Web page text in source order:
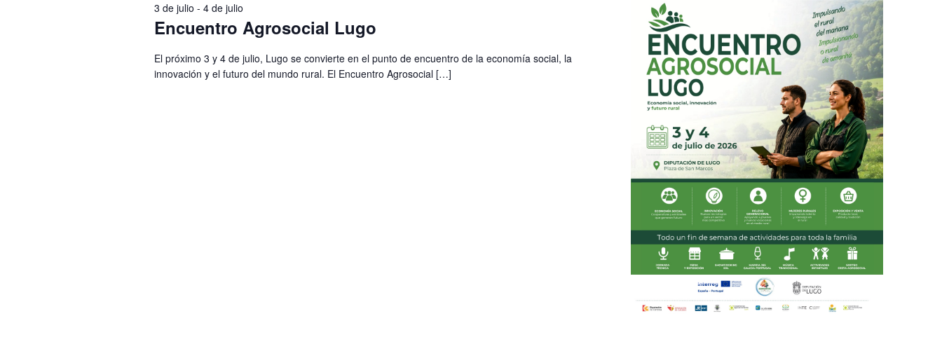
Encuentro Agrosocial Lugo
3 de julio - 4 de julio
El próximo 3 y 4 de julio, Lugo se convierte en el punto de encuentro de la economía social, la
innovación y el futuro del mundo rural. El Encuentro Agrosocial […]